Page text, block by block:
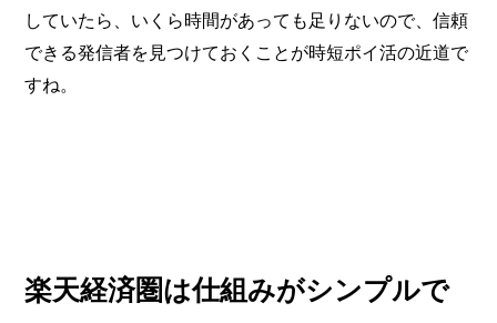
していたら、いくら時間があっても足りないので、信頼
できる発信者を見つけておくことが時短ポイ活の近道で
すね。
楽天経済圏は仕組みがシンプルで